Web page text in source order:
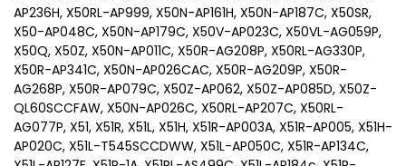
AP236H, X50RL-AP999, X50N-AP161H, X50N-AP187C, X50SR,
X50-AP048C, X50N-AP179C, X50V-AP023C, X50VL-AG059P,
X50Q, X50Z, X50N-AP011C, X50R-AG208P, X50RL-AG330P,
X50R-AP341C, X50N-AP026CAC, X50R-AG209P, X50R-
AG268P, X50R-AP079C, X50Z-AP062, X50Z-AP085D, X50Z-
QL60SCCFAW, X50N-AP026C, X50RL-AP207C, X50RL-
AG077P, X51, X51R, X51L, X51H, X51R-AP003A, X51R-AP005, X51H-
AP020C, X51L-T545SCCDWW, X51L-AP050C, X51R-AP134C,